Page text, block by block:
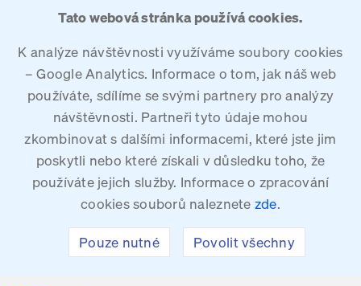
Tato webová stránka používá cookies.
K analýze návštěvnosti využíváme soubory cookies
– Google Analytics. Informace o tom, jak náš web
používáte, sdílíme se svými partnery pro analýzy
návštěvnosti. Partneři tyto údaje mohou
zkombinovat s dalšími informacemi, které jste jim
poskytli nebo které získali v důsledku toho, že
používáte jejich služby. Informace o zpracování
cookies souborů naleznete zde.
Pouze nutné Povolit všechny